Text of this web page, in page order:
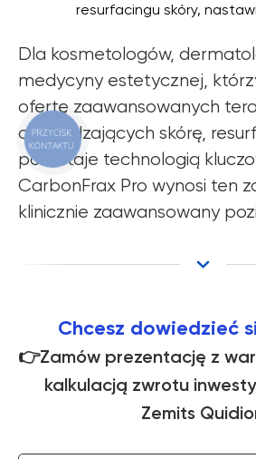
resurfacingu skóry,
Dla kosmetologów,
medycyny estetycznej,
ofertę zaawansowanych
odmładzających skórę,
pozostaje technologią
CarbonFrax Pro wynosi ten
klinicznie zaawansowany
Chcesz dowiedzieć
👉Zamów prezentację z
kalkulacją zwrotu
Zemits
PRZYCISK
KONTAKTU